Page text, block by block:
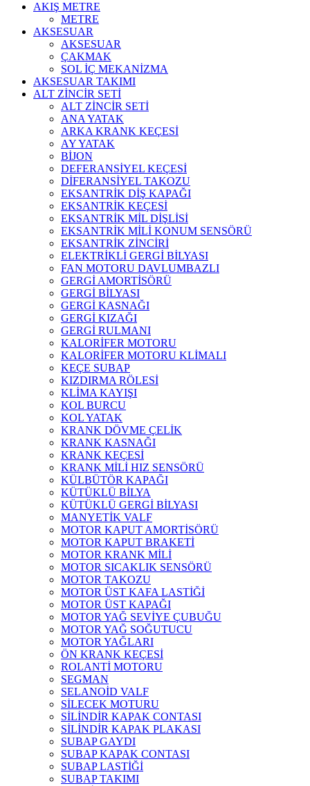
AKIŞ METRE
METRE
AKSESUAR
AKSESUAR
ÇAKMAK
SOL İÇ MEKANİZMA
AKSESUAR TAKIMI
ALT ZİNCİR SETİ
ALT ZİNCİR SETİ
ANA YATAK
ARKA KRANK KEÇESİ
AY YATAK
BİJON
DEFERANSİYEL KEÇESİ
DİFERANSİYEL TAKOZU
EKSANTRİK DİŞ KAPAĞI
EKSANTRİK KEÇESİ
EKSANTRİK MİL DİŞLİSİ
EKSANTRİK MİLİ KONUM SENSÖRÜ
EKSANTRİK ZİNCİRİ
ELEKTRİKLİ GERGİ BİLYASI
FAN MOTORU DAVLUMBAZLI
GERGİ AMORTİSÖRÜ
GERGİ BİLYASI
GERGİ KASNAĞI
GERGİ KIZAĞI
GERGİ RULMANI
KALORİFER MOTORU
KALORİFER MOTORU KLİMALI
KEÇE SUBAP
KIZDIRMA RÖLESİ
KLİMA KAYIŞI
KOL BURCU
KOL YATAK
KRANK DÖVME ÇELİK
KRANK KASNAĞI
KRANK KEÇESİ
KRANK MİLİ HIZ SENSÖRÜ
KÜLBÜTÖR KAPAĞI
KÜTÜKLÜ BİLYA
KÜTÜKLÜ GERGİ BİLYASI
MANYETİK VALF
MOTOR KAPUT AMORTİSÖRÜ
MOTOR KAPUT BRAKETİ
MOTOR KRANK MİLİ
MOTOR SICAKLIK SENSÖRÜ
MOTOR TAKOZU
MOTOR ÜST KAFA LASTİĞİ
MOTOR ÜST KAPAĞI
MOTOR YAĞ SEVİYE ÇUBUĞU
MOTOR YAĞ SOĞUTUCU
MOTOR YAĞLARI
ÖN KRANK KEÇESİ
ROLANTİ MOTORU
SEGMAN
SELANOİD VALF
SİLECEK MOTURU
SİLİNDİR KAPAK CONTASI
SİLİNDİR KAPAK PLAKASI
SUBAP GAYDI
SUBAP KAPAK CONTASI
SUBAP LASTİĞİ
SUBAP TAKIMI